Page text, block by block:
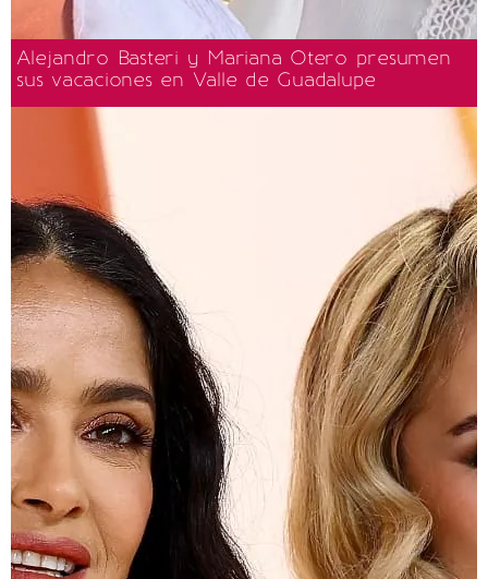
Alejandro Basteri y Mariana Otero presumen
sus vacaciones en Valle de Guadalupe